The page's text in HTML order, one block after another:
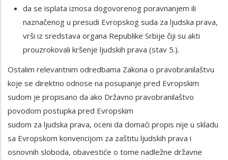
da se isplata iznosa dogovorenog poravnanjem ili
naznačenog u presudi Evropskog suda za ljudska prava,
vrši iz sredstava organa Republike Srbije čiji su akti
prouzrokovali kršenje ljudskih prava (stav 5.).
Ostalim relevantnim odredbama Zakona o pravobranilaštvu
koje se direktno odnose na posupanje pred Evropskim
sudom je propisano da ako Državno pravobranilaštvo
povodom postupka pred Evropskim
sudom za ljudska prava, oceni da domaći propis nije u skladu
sa Evropskom konvencijom za zaštitu ljudskih prava i
osnovnih sloboda, obavestiće o tome nadležne državne